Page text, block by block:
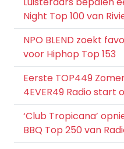
Night Top 100 van
NPO BLEND zoekt
voor Hiphop Top 153
Eerste TOP449
4EVER49 Radio start
‘Club Tropicana’
BBQ Top 250 van